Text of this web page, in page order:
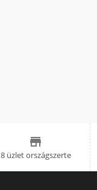

8 üzlet országszerte